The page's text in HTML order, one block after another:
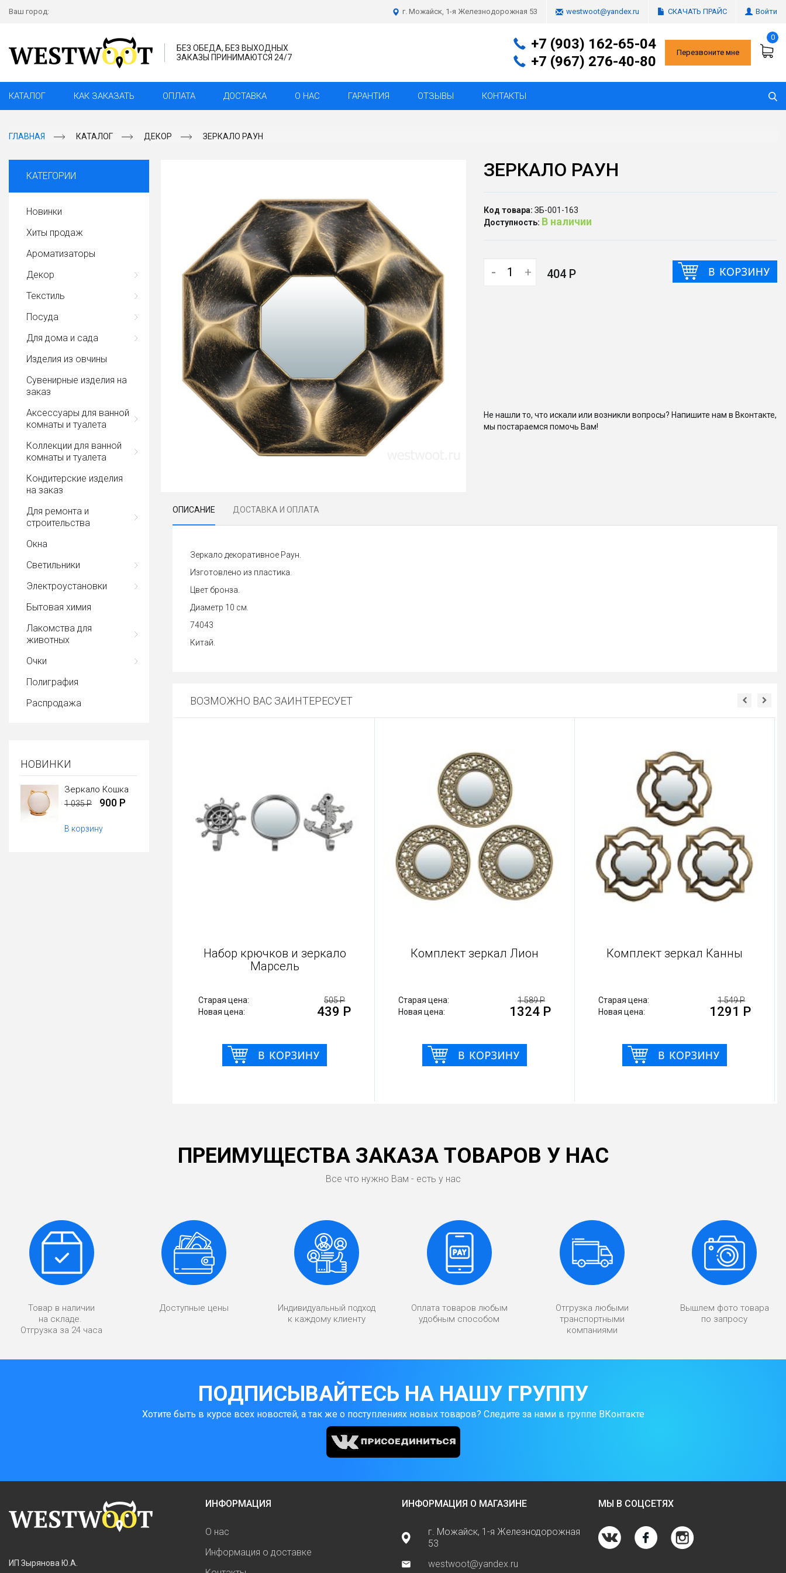
Ваш город: г. Можайск, 1-я Железнодорожная 53 westwoot@yandex.ru СКАЧАТЬ ПРАЙС Войти
БЕЗ ОБЕДА, БЕЗ ВЫХОДНЫХ
ЗАКАЗЫ ПРИНИМАЮТСЯ 24/7
+7 (903) 162-65-04
+7 (967) 276-40-80
Перезвоните мне
0
КАТАЛОГ КАК ЗАКАЗАТЬ ОПЛАТА ДОСТАВКА О НАС ГАРАНТИЯ ОТЗЫВЫ КОНТАКТЫ
ГЛАВНАЯ КАТАЛОГ ДЕКОР ЗЕРКАЛО РАУН
КАТЕГОРИИ
Новинки
Хиты продаж
Ароматизаторы
Декор
Текстиль
Посуда
Для дома и сада
Изделия из овчины
Сувенирные изделия на
заказ
Аксессуары для ванной
комнаты и туалета
Коллекции для ванной
комнаты и туалета
Кондитерские изделия
на заказ
Для ремонта и
строительства
Окна
Светильники
Электроустановки
Бытовая химия
Лакомства для
животных
Очки
Полиграфия
Распродажа
НОВИНКИ
Зеркало Кошка
1 035 Р 900 Р
В корзину
ЗЕРКАЛО РАУН
Код товара: ЗБ-001-163
Доступность: В наличии
- + 404 Р
Не нашли то, что искали или возникли вопросы? Напишите нам в Вконтакте,
мы постараемся помочь Вам!
ОПИСАНИЕ ДОСТАВКА И ОПЛАТА
Зеркало декоративное Раун.
Изготовлено из пластика.
Цвет бронза.
Диаметр 10 см.
74043
Китай.
ВОЗМОЖНО ВАС ЗАИНТЕРЕСУЕТ
Набор крючков и зеркало
Марсель
Старая цена:
505 Р
Новая цена:
439 Р
Комплект зеркал Лион
Старая цена:
1 589 Р
Новая цена:
1324 Р
Комплект зеркал Канны
Старая цена:
1 549 Р
Новая цена:
1291 Р
ПРЕИМУЩЕСТВА ЗАКАЗА ТОВАРОВ У НАС
Все что нужно Вам - есть у нас
Товар в наличии
на складе.
Отгрузка за 24 часа
Доступные цены
Индивидуальный подход
к каждому клиенту
Оплата товаров любым
удобным способом
Отгрузка любыми
транспортными
компаниями
Вышлем фото товара
по запросу
ПОДПИСЫВАЙТЕСЬ НА НАШУ ГРУППУ
Хотите быть в курсе всех новостей, а так же о поступлениях новых товаров? Следите за нами в группе ВКонтакте
ИП Зырянова Ю.А.
ИНФОРМАЦИЯ
О нас
Информация о доставке
ИНФОРМАЦИЯ О МАГАЗИНЕ
г. Можайск, 1-я Железнодорожная
53
westwoot@yandex.ru
МЫ В СОЦСЕТЯХ